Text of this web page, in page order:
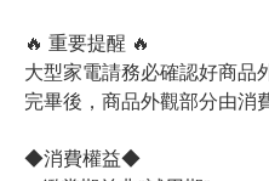
🔥 重要提醒 🔥
大型家電請務必確認好商品
完畢後，商品外觀部分由消
◆消費權益◆